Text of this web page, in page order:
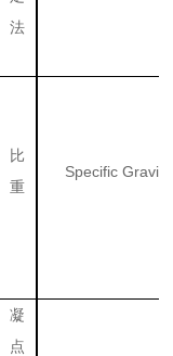
法
比
重
Specific Gravity
凝
点